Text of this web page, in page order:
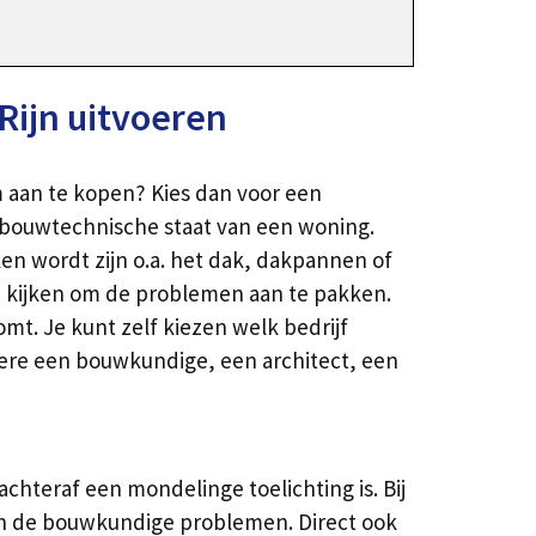
uitvoeren
te kopen? Kies dan voor een
staat van een woning.
wordt zijn o.a. het dak, dakpannen of
om de problemen aan te pakken.
Je kunt zelf kiezen welk bedrijf
een bouwkundige, een architect, een
een mondelinge toelichting is. Bij
bouwkundige problemen. Direct ook